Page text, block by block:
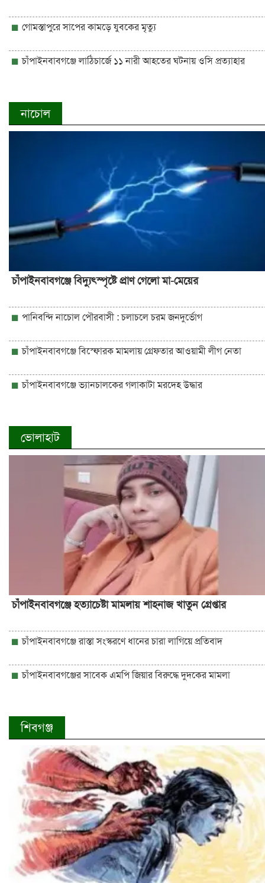
গোমস্তাপুরে সাপের কামড়ে যুবকের মৃত্যু
চাঁপাইনবাবগঞ্জে লাঠিচার্জে ১১ নারী আহতের ঘটনায় ওসি প্রত্যাহার
নাচোল
চাঁপাইনবাবগঞ্জে বিদ্যুৎস্পৃষ্টে প্রাণ গেলো মা-মেয়ের
পানিবন্দি নাচোল পৌরবাসী : চলাচলে চরম জনদুর্ভোগ
চাঁপাইনবাবগঞ্জে বিস্ফোরক মামলায় গ্রেফতার আওয়ামী লীগ নেতা
চাঁপাইনবাবগঞ্জে ভ্যানচালকের গলাকাটা মরদেহ উদ্ধার
ভোলাহাট
চাঁপাইনবাবগঞ্জে হত্যাচেষ্টা মামলায় শাহনাজ খাতুন গ্রেপ্তার
চাঁপাইনবাবগঞ্জে রাস্তা সংস্করণে ধানের চারা লাগিয়ে প্রতিবাদ
চাঁপাইনবাবগঞ্জের সাবেক এমপি জিয়ার বিরুদ্ধে দুদকের মামলা
শিবগঞ্জ